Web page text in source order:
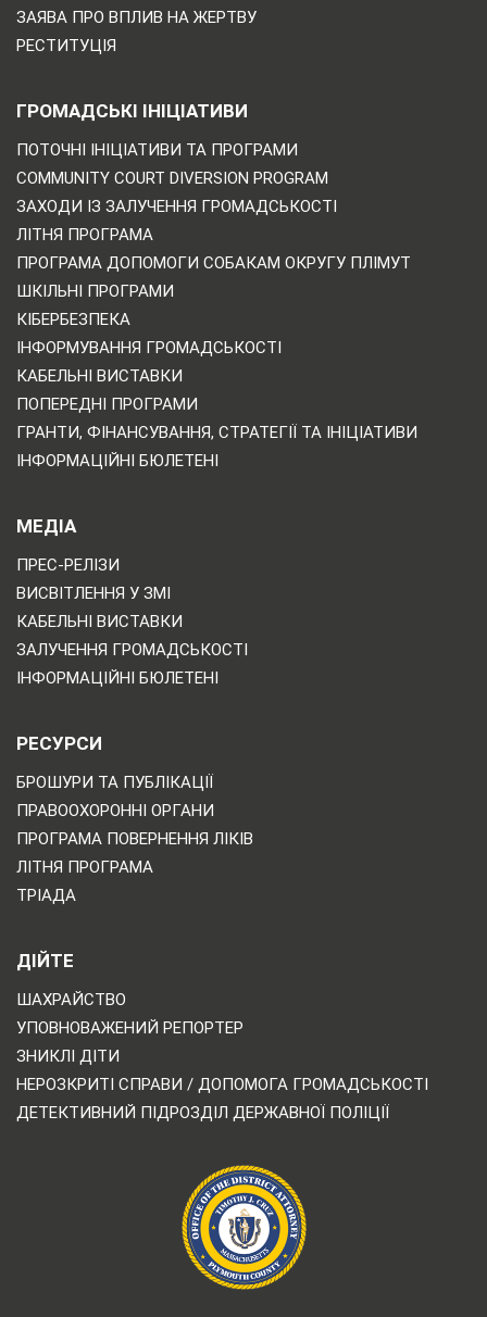
ЗАЯВА ПРО ВПЛИВ НА ЖЕРТВУ
РЕСТИТУЦІЯ
ГРОМАДСЬКІ ІНІЦІАТИВИ
ПОТОЧНІ ІНІЦІАТИВИ ТА ПРОГРАМИ
COMMUNITY COURT DIVERSION PROGRAM
ЗАХОДИ ІЗ ЗАЛУЧЕННЯ ГРОМАДСЬКОСТІ
ЛІТНЯ ПРОГРАМА
ПРОГРАМА ДОПОМОГИ СОБАКАМ ОКРУГУ ПЛІМУТ
ШКІЛЬНІ ПРОГРАМИ
КІБЕРБЕЗПЕКА
ІНФОРМУВАННЯ ГРОМАДСЬКОСТІ
КАБЕЛЬНІ ВИСТАВКИ
ПОПЕРЕДНІ ПРОГРАМИ
ГРАНТИ, ФІНАНСУВАННЯ, СТРАТЕГІЇ ТА ІНІЦІАТИВИ
ІНФОРМАЦІЙНІ БЮЛЕТЕНІ
МЕДІА
ПРЕС-РЕЛІЗИ
ВИСВІТЛЕННЯ У ЗМІ
КАБЕЛЬНІ ВИСТАВКИ
ЗАЛУЧЕННЯ ГРОМАДСЬКОСТІ
ІНФОРМАЦІЙНІ БЮЛЕТЕНІ
РЕСУРСИ
БРОШУРИ ТА ПУБЛІКАЦІЇ
ПРАВООХОРОННІ ОРГАНИ
ПРОГРАМА ПОВЕРНЕННЯ ЛІКІВ
ЛІТНЯ ПРОГРАМА
ТРІАДА
ДІЙТЕ
ШАХРАЙСТВО
УПОВНОВАЖЕНИЙ РЕПОРТЕР
ЗНИКЛІ ДІТИ
НЕРОЗКРИТІ СПРАВИ / ДОПОМОГА ГРОМАДСЬКОСТІ
ДЕТЕКТИВНИЙ ПІДРОЗДІЛ ДЕРЖАВНОЇ ПОЛІЦІЇ